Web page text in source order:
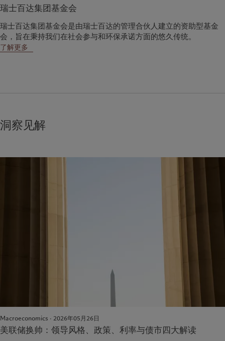
瑞士百达集团基金会
瑞士百达集团基金会是由瑞士百达的管理合伙人建立的资助型基金
会，旨在秉持我们在社会参与和环保承诺方面的悠久传统。
了解更多
洞察见解
Macroeconomics · 2026年05月26日
美联储换帅：领导风格、政策、利率与债市四大解读